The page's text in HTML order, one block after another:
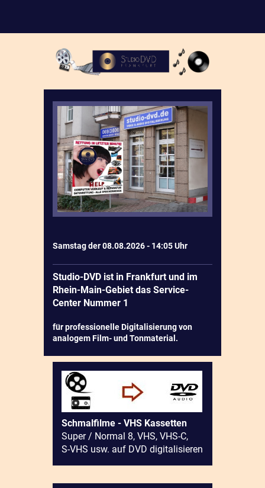
Samstag der 08.08.2026 - 14:05 Uhr
Studio-DVD ist in Frankfurt und im
Rhein-Main-Gebiet das Service-
Center Nummer 1
für professionelle Digitalisierung von
analogem Film- und Tonmaterial.
Schmalfilme - VHS Kassetten
Super / Normal 8, VHS, VHS-C,
S-VHS usw. auf DVD digitalisieren